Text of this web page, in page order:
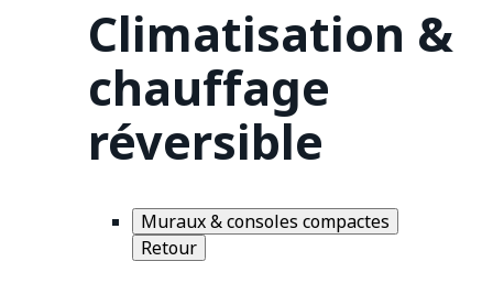
Climatisation &
chauffage
réversible
Muraux & consoles compactes
Retour